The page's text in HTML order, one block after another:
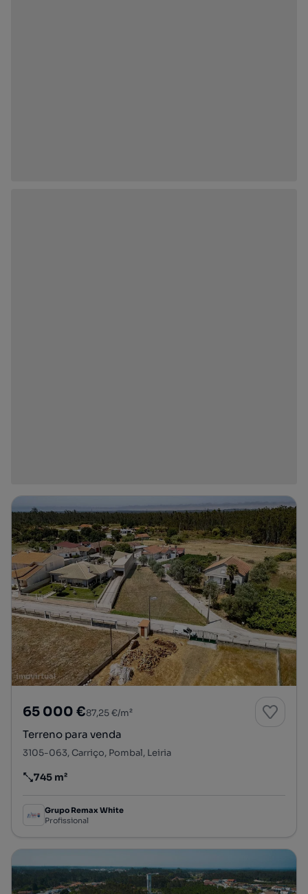
65 000 €87,25 €/m²
Terreno para venda
3105-063, Carriço, Pombal, Leiria
Preço por metro quadrado
745 m²
Grupo Remax White
Profissional